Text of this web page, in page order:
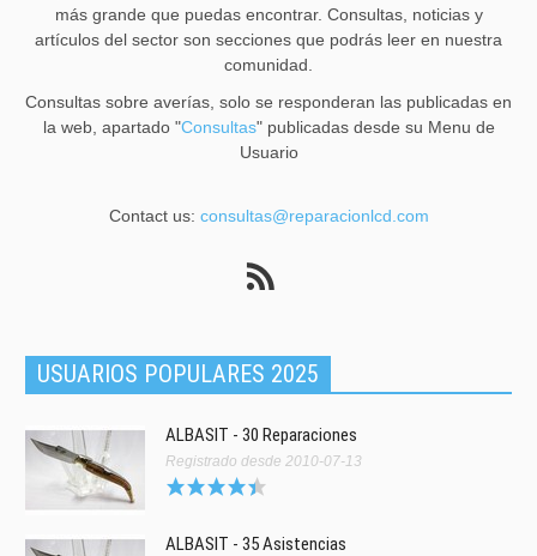
más grande que puedas encontrar. Consultas, noticias y
artículos del sector son secciones que podrás leer en nuestra
comunidad.
Consultas sobre averías, solo se responderan las publicadas en
la web, apartado "Consultas" publicadas desde su Menu de
Usuario
Contact us: consultas@reparacionlcd.com
USUARIOS POPULARES 2025
ALBASIT - 30 Reparaciones
Registrado desde 2010-07-13
ALBASIT - 35 Asistencias